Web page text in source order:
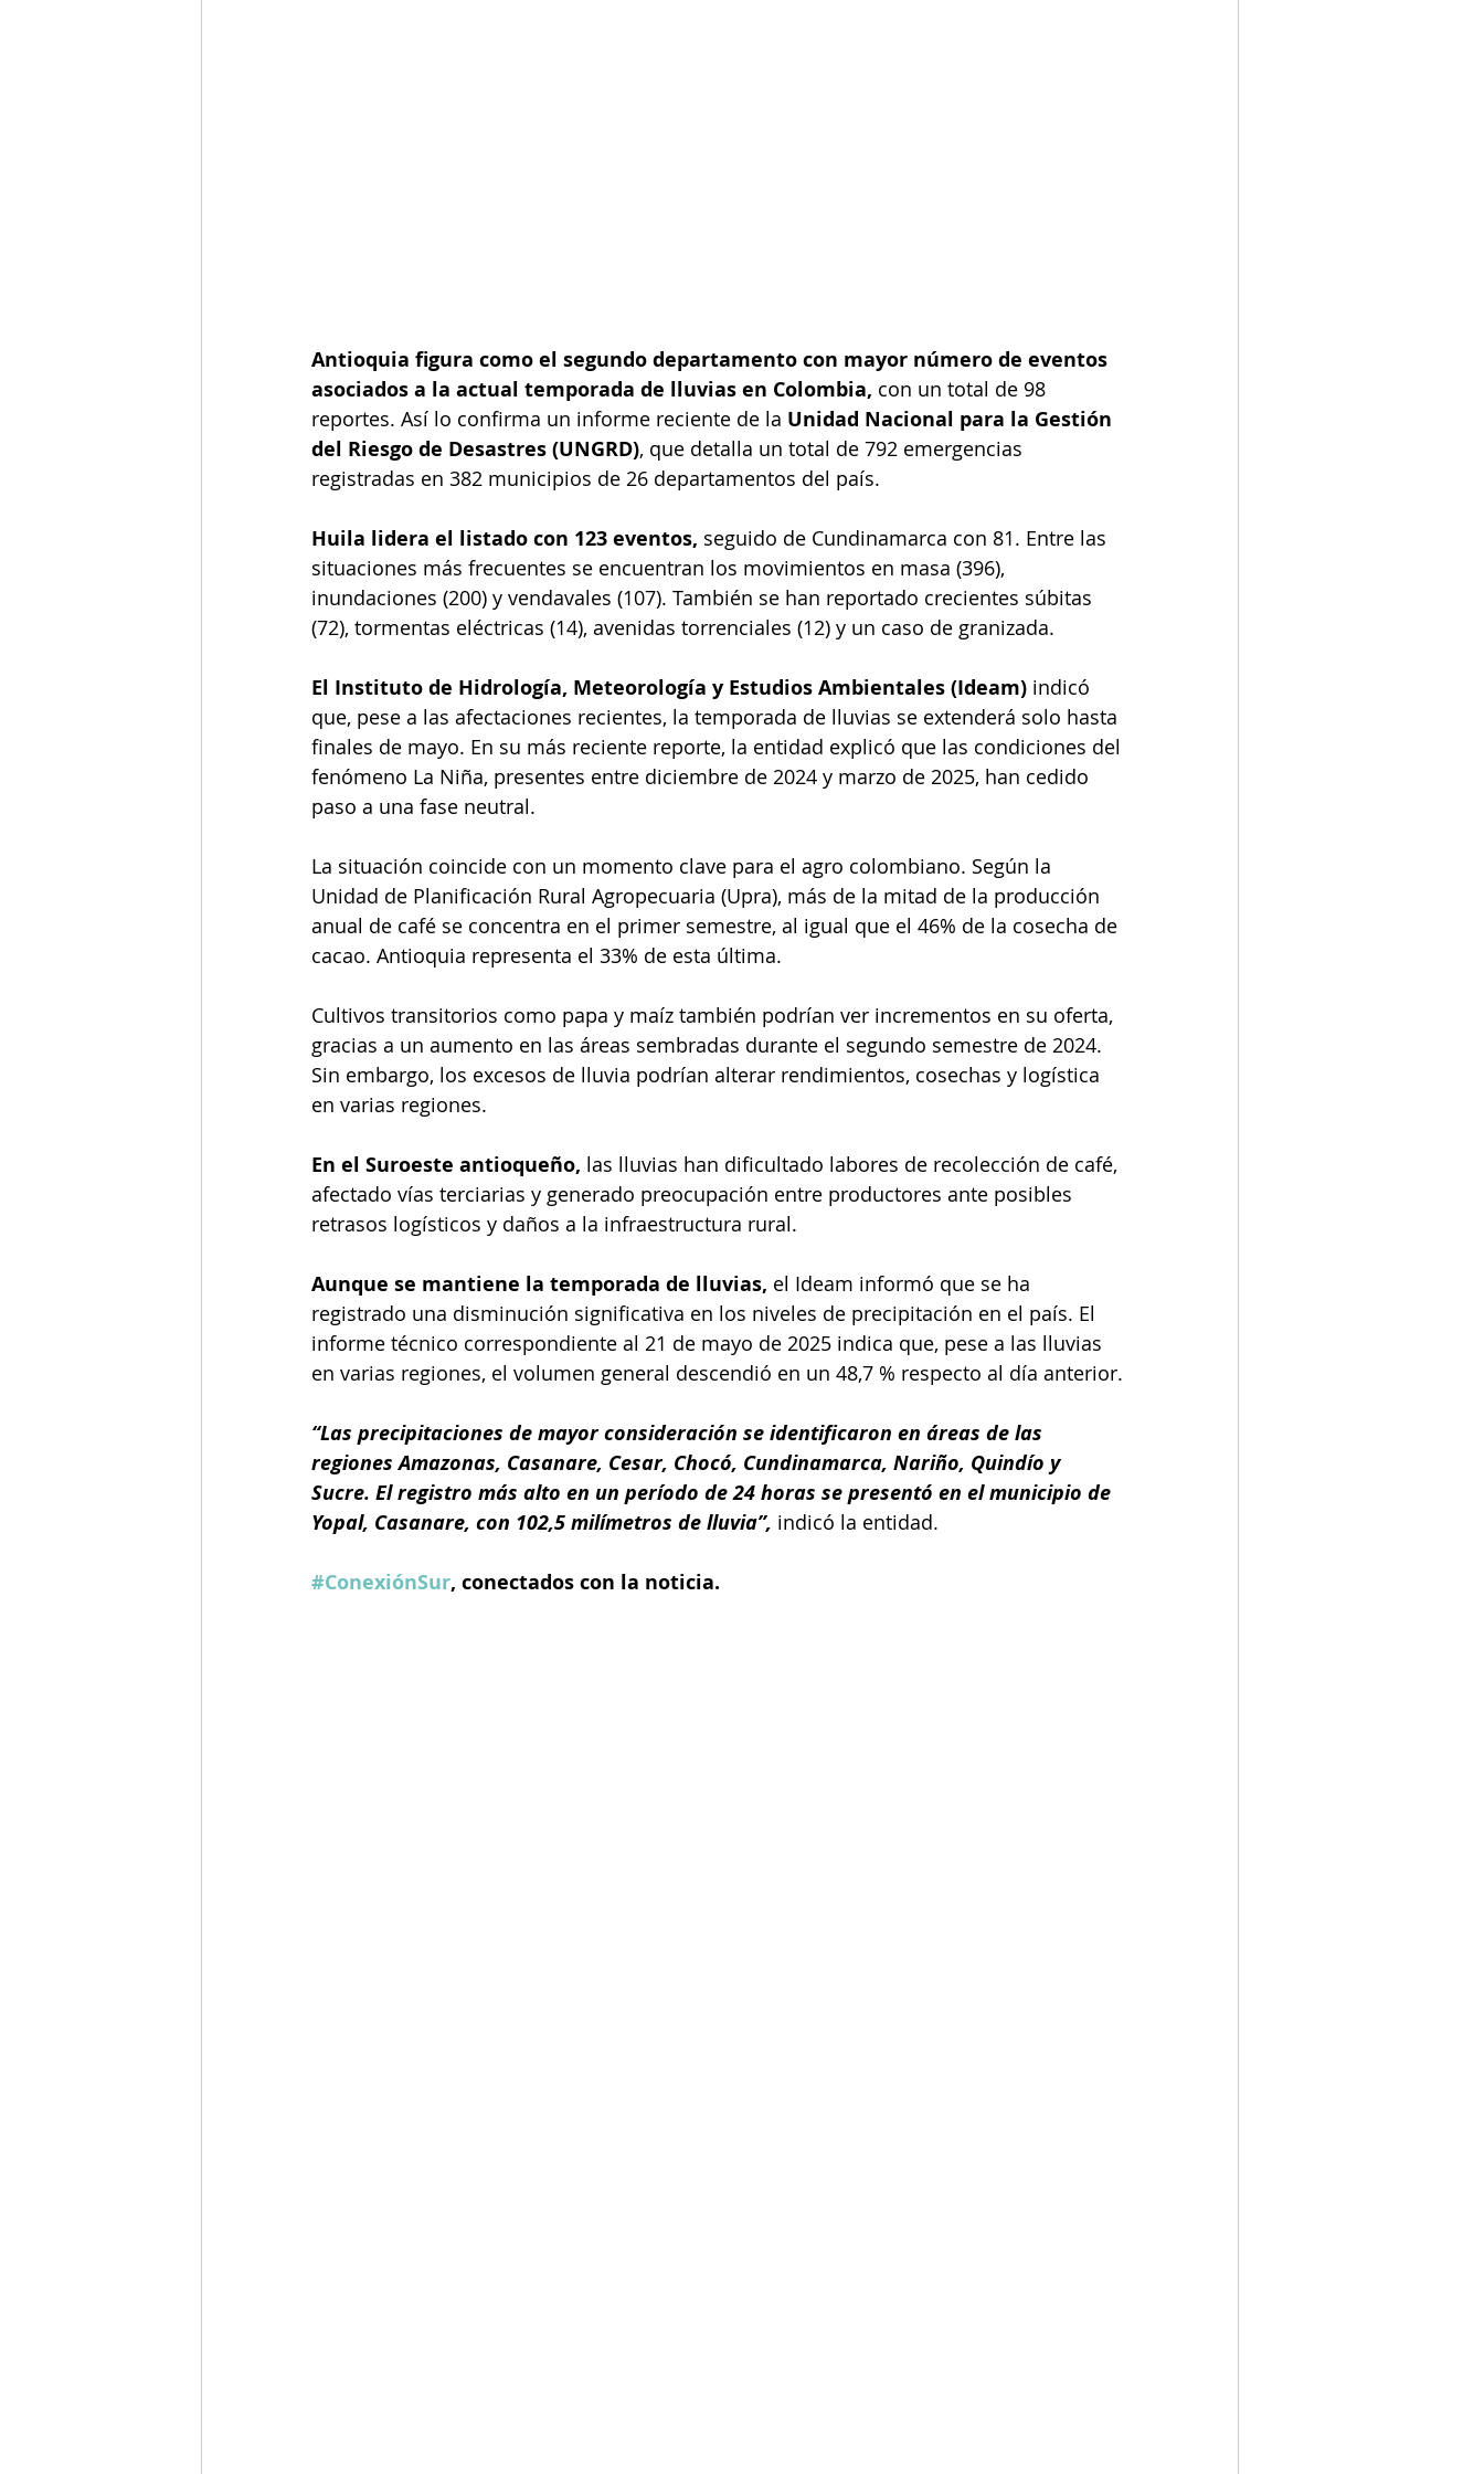
Antioquia figura como el segundo departamento con mayor número de eventos
asociados a la actual temporada de lluvias en Colombia, con un total de 98
reportes. Así lo confirma un informe reciente de la Unidad Nacional para la Gestión
del Riesgo de Desastres (UNGRD), que detalla un total de 792 emergencias
registradas en 382 municipios de 26 departamentos del país.
Huila lidera el listado con 123 eventos, seguido de Cundinamarca con 81. Entre las
situaciones más frecuentes se encuentran los movimientos en masa (396),
inundaciones (200) y vendavales (107). También se han reportado crecientes súbitas
(72), tormentas eléctricas (14), avenidas torrenciales (12) y un caso de granizada.
El Instituto de Hidrología, Meteorología y Estudios Ambientales (Ideam) indicó
que, pese a las afectaciones recientes, la temporada de lluvias se extenderá solo hasta
finales de mayo. En su más reciente reporte, la entidad explicó que las condiciones del
fenómeno La Niña, presentes entre diciembre de 2024 y marzo de 2025, han cedido
paso a una fase neutral.
La situación coincide con un momento clave para el agro colombiano. Según la
Unidad de Planificación Rural Agropecuaria (Upra), más de la mitad de la producción
anual de café se concentra en el primer semestre, al igual que el 46% de la cosecha de
cacao. Antioquia representa el 33% de esta última.
Cultivos transitorios como papa y maíz también podrían ver incrementos en su oferta,
gracias a un aumento en las áreas sembradas durante el segundo semestre de 2024.
Sin embargo, los excesos de lluvia podrían alterar rendimientos, cosechas y logística
en varias regiones.
En el Suroeste antioqueño, las lluvias han dificultado labores de recolección de café,
afectado vías terciarias y generado preocupación entre productores ante posibles
retrasos logísticos y daños a la infraestructura rural.
Aunque se mantiene la temporada de lluvias, el Ideam informó que se ha
registrado una disminución significativa en los niveles de precipitación en el país. El
informe técnico correspondiente al 21 de mayo de 2025 indica que, pese a las lluvias
en varias regiones, el volumen general descendió en un 48,7 % respecto al día anterior.
“Las precipitaciones de mayor consideración se identificaron en áreas de las
regiones Amazonas, Casanare, Cesar, Chocó, Cundinamarca, Nariño, Quindío y
Sucre. El registro más alto en un período de 24 horas se presentó en el municipio de
Yopal, Casanare, con 102,5 milímetros de lluvia”, indicó la entidad.
#ConexiónSur, conectados con la noticia.